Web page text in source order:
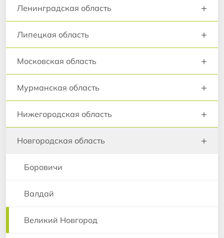
Ленинградская область +
Липецкая область +
Московская область +
Мурманская область +
Нижегородская область +
Новгородская область +
Боровичи
Валдай
Великий Новгород